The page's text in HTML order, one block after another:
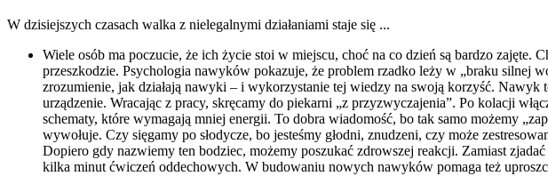
W dzisiejszych czasach⁤ walka z‌ nielegalnymi działaniami staje się ...
Wiele osób ma poczucie, że ich życie stoi w miejscu, choć na co dzień są bardzo zajęte.
przeszkodzie. Psychologia nawyków pokazuje, że problem rzadko leży w „braku silnej
zrozumienie, jak działają nawyki – i wykorzystanie tej wiedzy na swoją korzyść.
urządzenie. Wracając z pracy, skręcamy do piekarni „z przyzwyczajenia”. Po kolacji
schematy, które wymagają mniej energii. To dobra wiadomość, bo tak samo możemy
wywołuje. Czy sięgamy po słodycze, bo jesteśmy głodni, znudzeni, czy może
Dopiero gdy nazwiemy ten bodziec, możemy poszukać zdrowszej reakcji. Zamiast
kilka minut ćwiczeń oddechowych. W budowaniu nowych nawyków pomaga też